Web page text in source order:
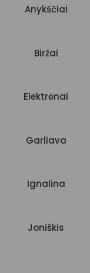
Anykščiai
Biržai
Elektrėnai
Garliava
Ignalina
Joniškis